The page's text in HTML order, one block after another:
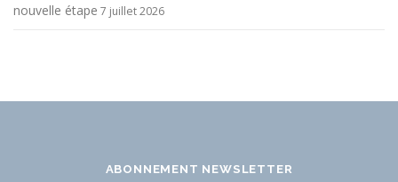
nouvelle étape 7 juillet 2026
ABONNEMENT NEWSLETTER